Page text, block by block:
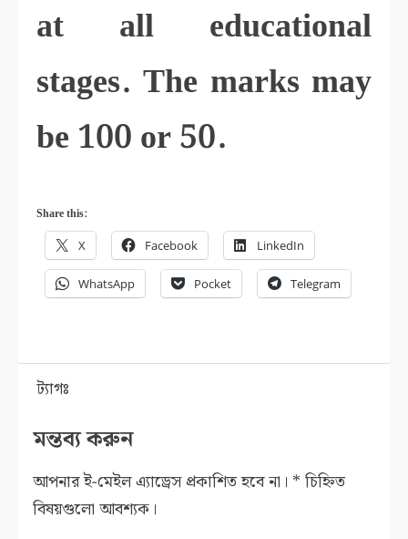
at all educational
stages. The marks may
be 100 or 50.
Share this:
X Facebook LinkedIn
WhatsApp Pocket Telegram
ট্যাগঃ
মন্তব্য করুন
আপনার ই-মেইল এ্যাড্রেস প্রকাশিত হবে না। * চিহ্নিত
বিষয়গুলো আবশ্যক।